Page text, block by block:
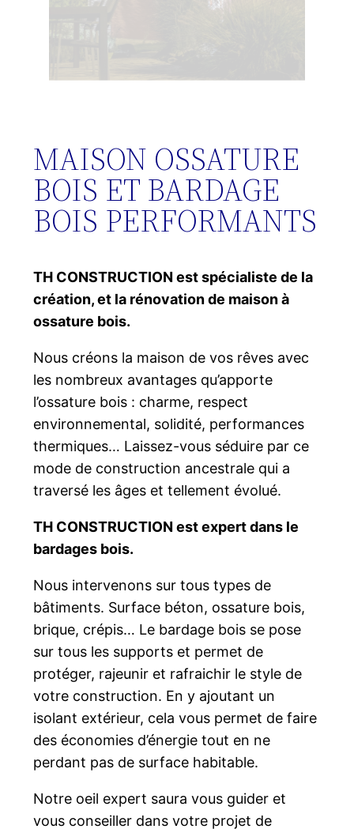
MAISON OSSATURE
BOIS ET BARDAGE
BOIS PERFORMANTS
TH CONSTRUCTION est spécialiste de la
création, et la rénovation de maison à
ossature bois.
Nous créons la maison de vos rêves avec
les nombreux avantages qu’apporte
l’ossature bois : charme, respect
environnemental, solidité, performances
thermiques… Laissez-vous séduire par ce
mode de construction ancestrale qui a
traversé les âges et tellement évolué.
TH CONSTRUCTION est expert dans le
bardages bois.
Nous intervenons sur tous types de
bâtiments. Surface béton, ossature bois,
brique, crépis… Le bardage bois se pose
sur tous les supports et permet de
protéger, rajeunir et rafraichir le style de
votre construction. En y ajoutant un
isolant extérieur, cela vous permet de faire
des économies d’énergie tout en ne
perdant pas de surface habitable.
Notre oeil expert saura vous guider et
vous conseiller dans votre projet de